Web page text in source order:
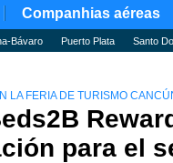
Companhias aéreas
Bávaro Puerto Plata Santo
LA FERIA DE TURISMO
para el